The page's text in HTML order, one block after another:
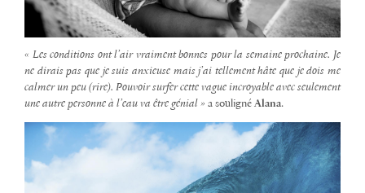
« Les conditions ont l’air vraiment bonnes pour la semaine prochaine. Je
ne dirais pas que je suis anxieuse mais j’ai tellement hâte que je dois me
calmer un peu (rire). Pouvoir surfer cette vague incroyable avec seulement
une autre personne à l’eau va être génial » a souligné Alana.